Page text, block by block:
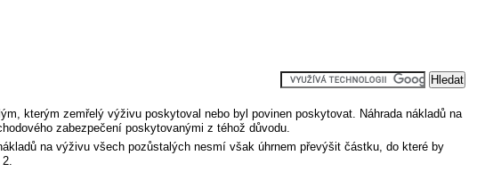
kterým zemřelý výživu poskytoval nebo byl povinen poskytovat. Náhrada nákladů na
zabezpečení poskytovanými z téhož důvodu.
na výživu všech pozůstalých nesmí však úhrnem převýšit částku, do které by